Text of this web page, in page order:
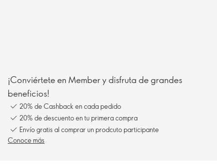
¡Conviértete en Member y disfruta de grandes
beneficios!
20% de Cashback en cada pedido
20% de descuento en tu primera compra
Envío gratis al comprar un prodcuto participante
Conoce más